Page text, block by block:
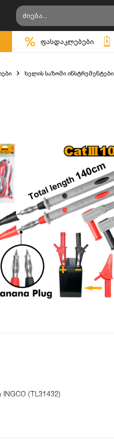
ფასდაკლებები
ხელის საზომი ინსტრუმენტები
(TL31432)